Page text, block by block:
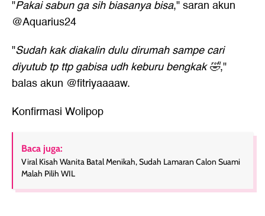
"Pakai sabun ga sih biasanya bisa," saran akun
@Aquarius24
"Sudah kak diakalin dulu dirumah sampe cari
diyutub tp ttp gabisa udh keburu bengkak 🤣,"
balas akun @fitriyaaaaw.
Konfirmasi Wolipop
Baca juga:
Viral Kisah Wanita Batal Menikah, Sudah Lamaran Calon Suami
Malah Pilih WIL